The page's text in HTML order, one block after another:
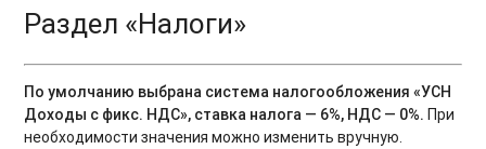
Раздел «Налоги»
По умолчанию выбрана система налогообложения «УСН
Доходы с фикс. НДС», ставка налога — 6%, НДС — 0%. При
необходимости значения можно изменить вручную.